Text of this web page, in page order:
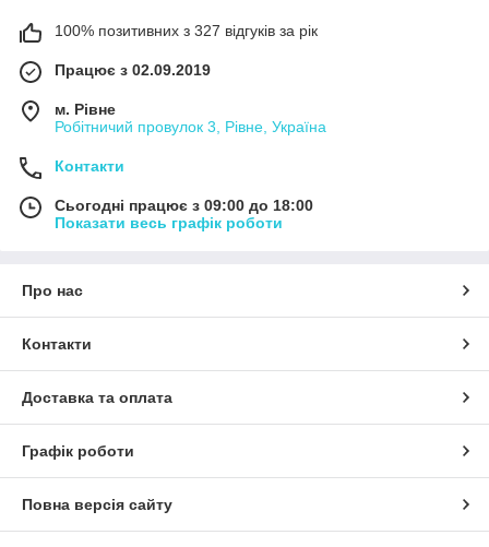
100% позитивних з 327 відгуків за рік
Працює з 02.09.2019
м. Рівне
Робітничий провулок 3, Рівне, Україна
Контакти
Сьогодні працює з 09:00 до 18:00
Показати весь графік роботи
Про нас
Контакти
Доставка та оплата
Графік роботи
Повна версія сайту